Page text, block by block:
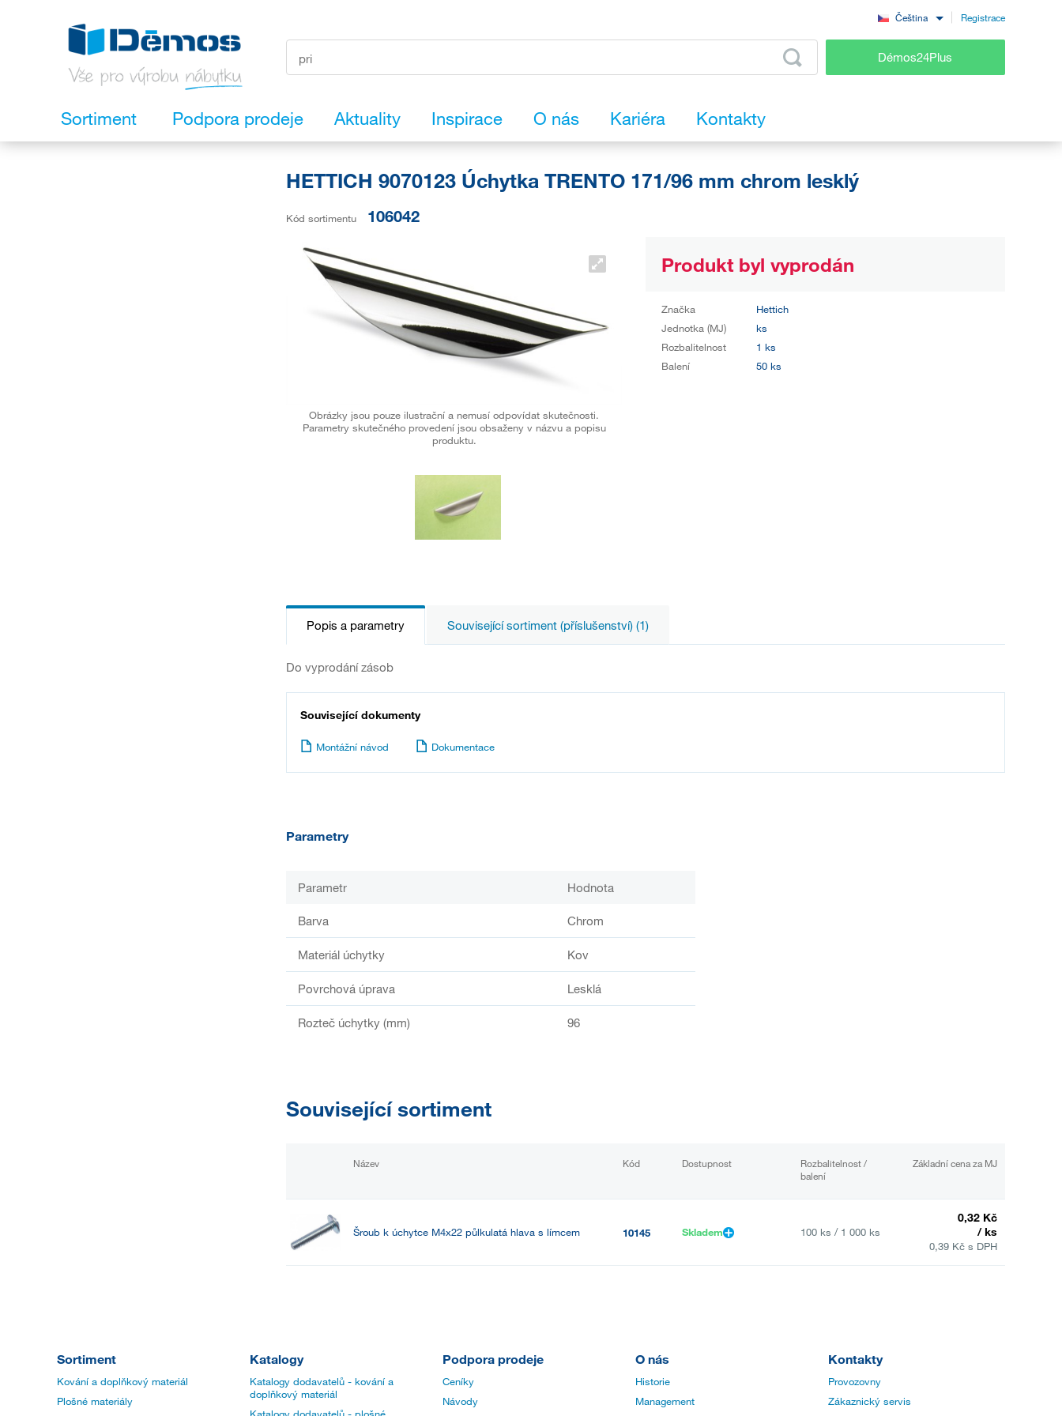
Čeština Registrace
Démos24Plus
Sortiment Podpora prodeje Aktuality Inspirace O nás Kariéra Kontakty
HETTICH 9070123 Úchytka TRENTO 171/96 mm chrom lesklý
Kód sortimentu 106042
Obrázky jsou pouze ilustrační a nemusí odpovídat skutečnosti.
Parametry skutečného provedení jsou obsaženy v názvu a popisu
produktu.
Produkt byl vyprodán
Značka
Hettich
Jednotka (MJ)
ks
Rozbalitelnost
1 ks
Balení
50 ks
Popis a parametry Související sortiment (příslušenství) (1)
Do vyprodání zásob
Související dokumenty
Montážní návod Dokumentace
Parametry
Parametr Hodnota
Barva Chrom
Materiál úchytky Kov
Povrchová úprava Lesklá
Rozteč úchytky (mm) 96
Související sortiment
Název Kód Dostupnost
Rozbalitelnost /
balení
Základní cena za MJ
Šroub k úchytce M4x22 půlkulatá hlava s límcem 10145 Skladem 100 ks / 1 000 ks
0,32 Kč
/ ks
0,39 Kč s DPH
Sortiment
Kování a doplňkový materiál
Plošné materiály
Katalogy
Katalogy dodavatelů - kování a
doplňkový materiál
Podpora prodeje
Ceníky
Návody
O nás
Historie
Management
Kontakty
Provozovny
Zákaznický servis